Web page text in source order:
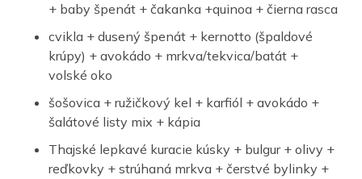
+ baby špenát + čakanka +quinoa + čierna rasca
cvikla + dusený špenát + kernotto (špaldové
krúpy) + avokádo + mrkva/tekvica/batát +
volské oko
šošovica + ružičkový kel + karfiól + avokádo +
šalátové listy mix + kápia
Thajské lepkavé kuracie kúsky + bulgur + olivy +
reďkovky + strúhaná mrkva + čerstvé bylinky +